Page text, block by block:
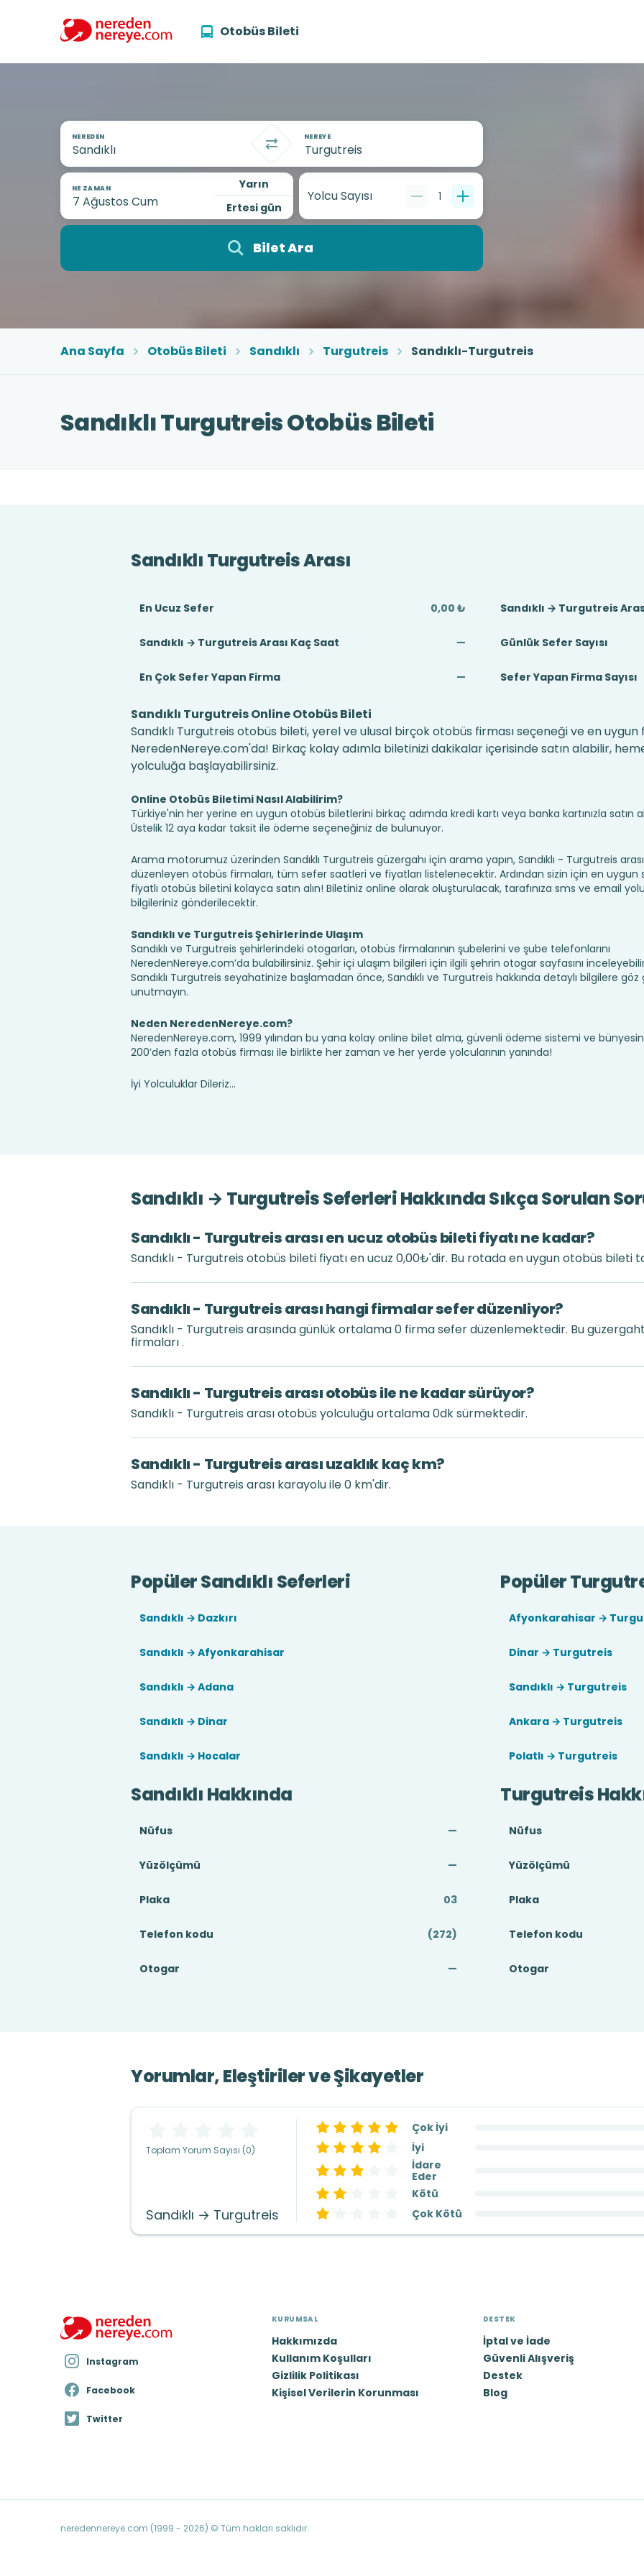
Otobüs Bileti
NEREDEN NEREYE
NE ZAMAN
Yarın
Ertesi gün
Yolcu Sayısı 1
Bilet Ara
Ana Sayfa Otobüs Bileti Sandıklı Turgutreis Sandıklı-Turgutreis
Sandıklı Turgutreis Otobüs Bileti
Sandıklı Turgutreis Arası
En Ucuz Sefer 0,00 ₺ Sandıklı → Turgutreis
Sandıklı → Turgutreis Arası Kaç Saat — Günlük Sefer Sayısı
En Çok Sefer Yapan Firma — Sefer Yapan Firma Sayısı
Sandıklı Turgutreis Online Otobüs Bileti
Sandıklı Turgutreis otobüs bileti, yerel ve ulusal birçok otobüs firması seçeneği ve en
NeredenNereye.com'da! Birkaç kolay adımla biletinizi dakikalar içerisinde satın alabilir,
yolculuğa başlayabilirsiniz.
Online Otobüs Biletimi Nasıl Alabilirim?
Türkiye'nin her yerine en uygun otobüs biletlerini birkaç adımda kredi kartı veya banka kartınızla satın
Üstelik 12 aya kadar taksit ile ödeme seçeneğiniz de bulunuyor.
Arama motorumuz üzerinden Sandıklı Turgutreis güzergahı için arama yapın, Sandıklı - Turgutreis
düzenleyen otobüs firmaları, tüm sefer saatleri ve fiyatları listelenecektir. Ardından sizin için en uygun
fiyatlı otobüs biletini kolayca satın alın! Biletiniz online olarak oluşturulacak, tarafınıza sms ve email
bilgileriniz gönderilecektir.
Sandıklı ve Turgutreis Şehirlerinde Ulaşım
Sandıklı ve Turgutreis şehirlerindeki otogarları, otobüs firmalarının şubelerini ve şube telefonlarını
NeredenNereye.com’da bulabilirsiniz. Şehir içi ulaşım bilgileri için ilgili şehrin otogar sayfasını
Sandıklı Turgutreis seyahatinize başlamadan önce, Sandıklı ve Turgutreis hakkında detaylı bilgilere
unutmayın.
Neden NeredenNereye.com?
NeredenNereye.com, 1999 yılından bu yana kolay online bilet alma, güvenli ödeme sistemi ve
200’den fazla otobüs firması ile birlikte her zaman ve her yerde yolcularının yanında!
İyi Yolculuklar Dileriz...
Sandıklı → Turgutreis Seferleri Hakkında Sıkça Sorulan
Sandıklı - Turgutreis arası en ucuz otobüs bileti fiyatı ne kadar?
Sandıklı - Turgutreis otobüs bileti fiyatı en ucuz 0,00₺'dir. Bu rotada en uygun otobüs bileti
Sandıklı - Turgutreis arası hangi firmalar sefer düzenliyor?
Sandıklı - Turgutreis arasında günlük ortalama 0 firma sefer düzenlemektedir. Bu
firmaları .
Sandıklı - Turgutreis arası otobüs ile ne kadar sürüyor?
Sandıklı - Turgutreis arası otobüs yolculuğu ortalama 0dk sürmektedir.
Sandıklı - Turgutreis arası uzaklık kaç km?
Sandıklı - Turgutreis arası karayolu ile 0 km'dir.
Popüler Sandıklı Seferleri
Sandıklı → Dazkırı
Sandıklı → Afyonkarahisar
Sandıklı → Adana
Sandıklı → Dinar
Sandıklı → Hocalar
Popüler
Afyonkarahisar →
Dinar → Turgutreis
Sandıklı → Turgutreis
Ankara → Turgutreis
Polatlı → Turgutreis
Sandıklı Hakkında
Nüfus —
Yüzölçümü —
Plaka 03
Telefon kodu (272)
Otogar —
Turgutreis
Nüfus
Yüzölçümü
Plaka
Telefon kodu
Otogar
Yorumlar, Eleştiriler ve Şikayetler
Toplam Yorum Sayısı (0)
Sandıklı → Turgutreis
Çok İyi
İyi
İdare
Eder
Kötü
Çok Kötü
Instagram
Facebook
Twitter
KURUMSAL
Hakkımızda
Kullanım Koşulları
Gizlilik Politikası
Kişisel Verilerin Korunması
DESTEK
İptal ve İade
Güvenli Alışveriş
Destek
Blog
neredennereye.com (1999 - 2026) © Tüm hakları saklıdır.